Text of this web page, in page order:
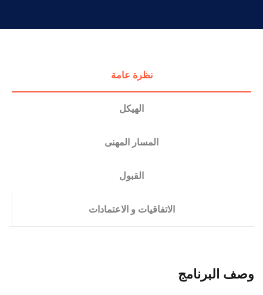
نظرة عامة
الهيكل
المسار المهنى
القبول
الاتفاقيات و الاعتمادات
وصف البرنامج